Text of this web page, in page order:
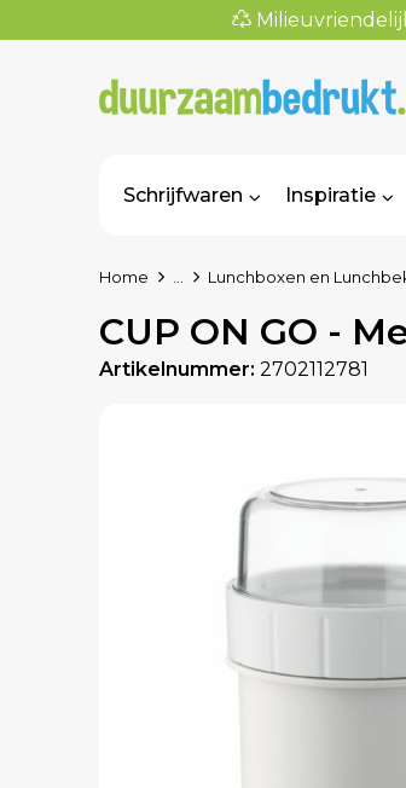
Schrijfwaren Inspiratie
Home Lunchboxen en
CUP ON GO -
Artikelnummer: 2702112781